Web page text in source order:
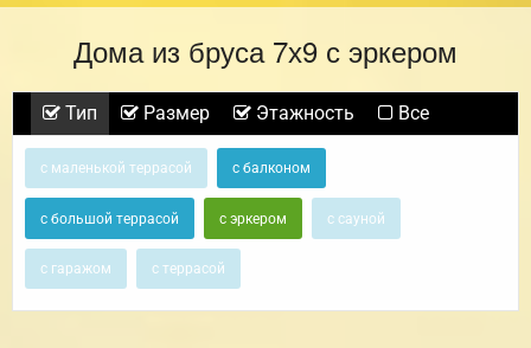
Дома из бруса 7х9 с эркером
Тип Размер Этажность Все
с маленькой террасой с балконом
с большой террасой с эркером с сауной
с гаражом с террасой